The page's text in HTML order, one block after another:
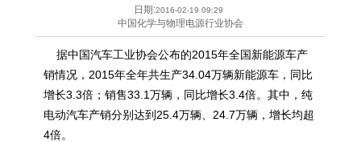
日期:2016-02-19 09:29
中国化学与物理电源行业协会
据中国汽车工业协会公布的2015年全国新能源车产
销情况，2015年全年共生产34.04万辆新能源车，同比
增长3.3倍；销售33.1万辆，同比增长3.4倍。其中，纯
电动汽车产销分别达到25.4万辆、24.7万辆，增长均超
4倍。